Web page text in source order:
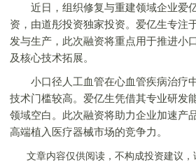
近日，组织修复与重建领域企业爱
资，由道彤投资独家投资。爱亿生专注
发与生产，此次融资将重点用于推进小
及核心技术拓展。
小口径人工血管在心血管疾病治疗
技术门槛较高。爱亿生凭借其专业研发
领域空白。此次融资将助力企业加速产
高端植入医疗器械市场的竞争力。
文章内容仅供阅读，不构成投资建议，